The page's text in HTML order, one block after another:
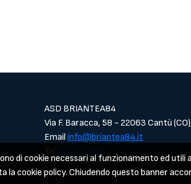
ASD BRIANTEA84
Via F. Baracca, 58 - 22063 Cantù
Email info@briantea84.it
di cookie necessari al funzionamento ed utili
la cookie policy. Chiudendo questo banner